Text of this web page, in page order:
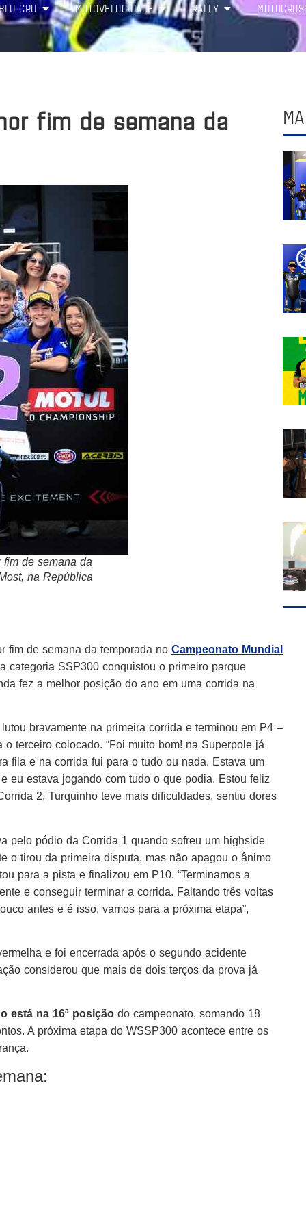
CRU MOTOVELOCIDADE RALLY
fim de semana da
fim de semana da
na República
fim de semana da temporada no Campeonato Mundial
categoria SSP300 conquistou o primeiro parque
fez a melhor posição do ano em uma corrida na
bravamente na primeira corrida e terminou em P4 –
o terceiro colocado. “Foi muito bom! na Superpole já
fila e na corrida fui para o tudo ou nada. Estava um
eu estava jogando com tudo o que podia. Estou feliz
2, Turquinho teve mais dificuldades, sentiu dores
pelo pódio da Corrida 1 quando sofreu um highside
o tirou da primeira disputa, mas não apagou o ânimo
para a pista e finalizou em P10. “Terminamos a
e conseguir terminar a corrida. Faltando três voltas
antes e é isso, vamos para a próxima etapa”,
e foi encerrada após o segundo acidente
considerou que mais de dois terços da prova já
está na 16ª posição do campeonato, somando 18
A próxima etapa do WSSP300 acontece entre os